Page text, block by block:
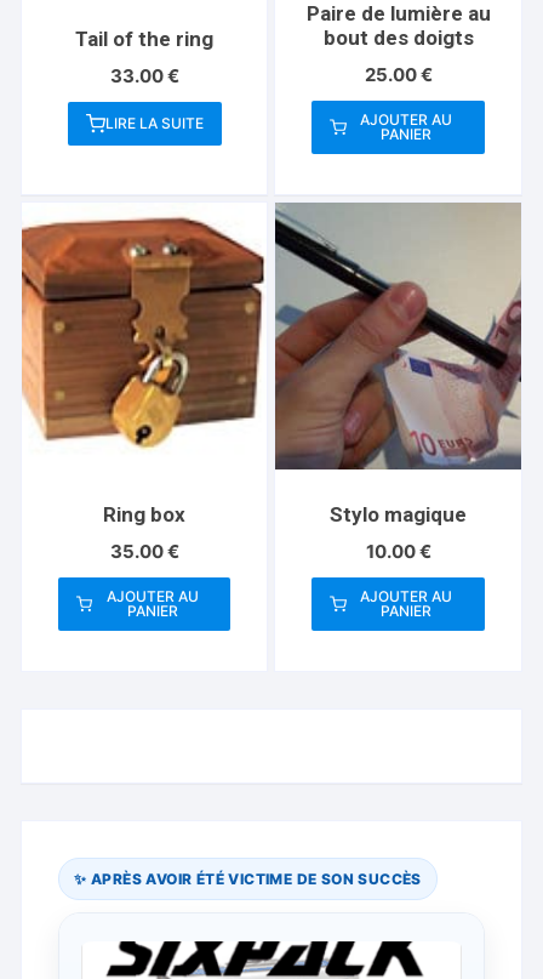
Tail of the ring
33.00€
LIRE LA SUITE
Paire de lumière au
bout des doigts
25.00€
AJOUTER AU
PANIER
Ring box
35.00€
AJOUTER AU
PANIER
Stylo magique
10.00€
AJOUTER AU
PANIER
✨ APRÈS AVOIR ÉTÉ VICTIME DE SON SUCCÈS